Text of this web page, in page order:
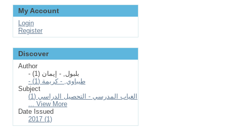
My Account
Login
Register
Discover
Author
- بلبول, - إيمان (1)
- طيباوي, - كريمة (1)
Subject
الغياب المدرسي - التحصيل الدراسي (1)
... View More
Date Issued
2017 (1)